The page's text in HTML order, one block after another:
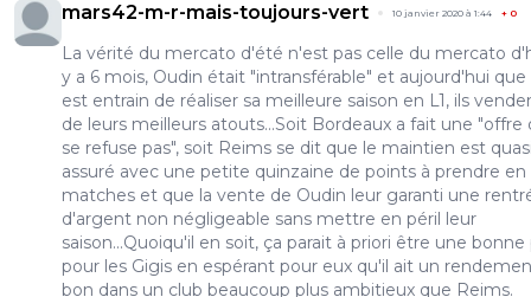
mars42-m-r-mais-toujours-vert 10 janvier 2020 à 1:44 + 0
La vérité du mercato d'été n'est pas celle du mercato
y a 6 mois, Oudin était "intransférable" et aujourd'hui
est entrain de réaliser sa meilleure saison en L1, ils
de leurs meilleurs atouts...Soit Bordeaux a fait une "offre
se refuse pas", soit Reims se dit que le maintien est
assuré avec une petite quinzaine de points à prendre en
matches et que la vente de Oudin leur garanti une
d'argent non négligeable sans mettre en péril leur
saison...Quoiqu'il en soit, ça parait à priori être une
pour les Gigis en espérant pour eux qu'il ait un
bon dans un club beaucoup plus ambitieux que Reims.